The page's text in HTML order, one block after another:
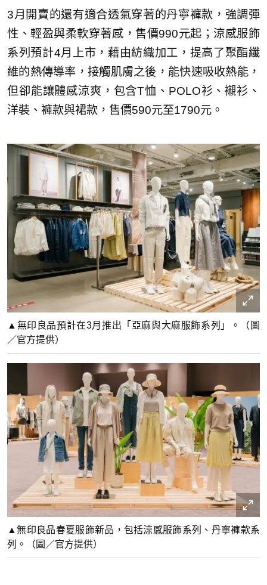
3月開賣的還有適合透氣穿著的丹寧褲款，強調彈
性、輕盈與柔軟穿著感，售價990元起；涼感服飾
系列預計4月上市，藉由紡織加工，提高了聚酯纖
維的熱傳導率，接觸肌膚之後，能快速吸收熱能，
但卻能讓體感涼爽，包含T恤、POLO衫、襯衫、
洋裝、褲款與裙款，售價590元至1790元。
▲無印良品預計在3月推出「亞麻與大麻服飾系列」。（圖
／官方提供）
▲無印良品春夏服飾新品，包括涼感服飾系列、丹寧褲款系
列。（圖／官方提供）